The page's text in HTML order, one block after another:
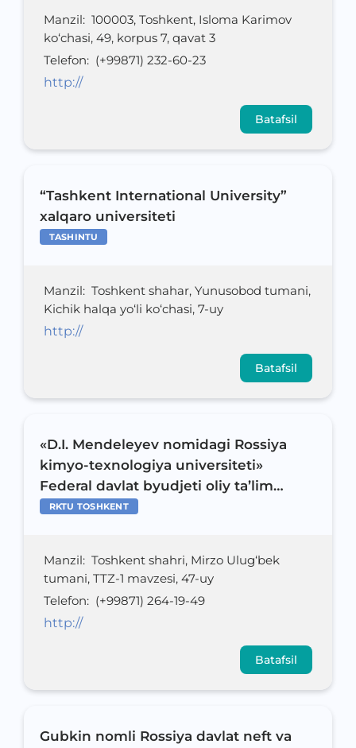
Manzil: 100003, Toshkent, Isloma Karimov
ko‘chasi, 49, korpus 7, qavat 3
Telefon: (+99871) 232-60-23
http://
Batafsil
“Tashkent International University”
xalqaro universiteti
TASHINTU
Manzil: Toshkent shahar, Yunusobod tumani,
Kichik halqa yo‘li ko‘chasi, 7-uy
http://
Batafsil
«D.I. Mendeleyev nomidagi Rossiya
kimyo-texnologiya universiteti»
Federal davlat byudjeti oliy ta’lim
muassasasi Toshkent filiali
RKTU TOSHKENT
Manzil: Toshkent shahri, Mirzo Ulug‘bek
tumani, TTZ-1 mavzesi, 47-uy
Telefon: (+99871) 264-19-49
http://
Batafsil
Gubkin nomli Rossiya davlat neft va